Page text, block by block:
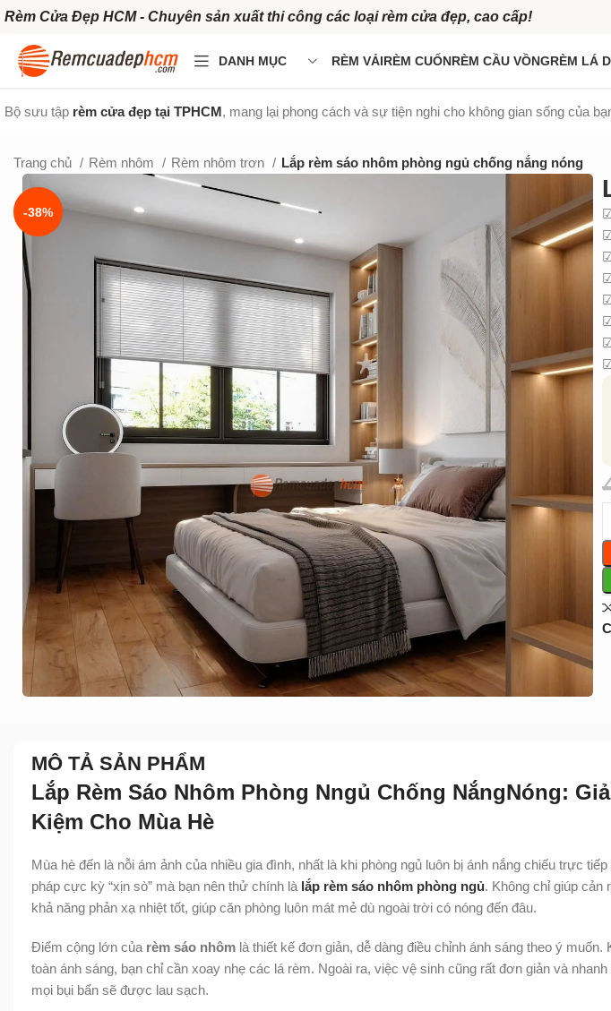
Rèm Cửa Đẹp HCM - Chuyên sản xuất thi công các loại rèm cửa đẹp, cao cấp!
DANH MỤC RÈM VẢIRÈM CUỐNRÈM CẦU VỒNGRÈM LÁ
Bộ sưu tập rèm cửa đẹp tại TPHCM, mang lại phong cách và sự tiện nghi cho không gian sống của
Trang chủ Rèm nhôm Rèm nhôm trơn Lắp rèm sáo nhôm phòng ngủ chống nắng nóng
-38%
MÔ TẢ SẢN PHẨM
Lắp Rèm Sáo Nhôm Phòng Nngủ Chống NắngNóng:
Kiệm Cho Mùa Hè
Mùa hè đến là nỗi ám ảnh của nhiều gia đình, nhất là khi phòng ngủ luôn bị ánh nắng chiếu trực
pháp cực kỳ “xịn sò” mà bạn nên thử chính là lắp rèm sáo nhôm phòng ngủ. Không chỉ giúp cản
khả năng phản xạ nhiệt tốt, giúp căn phòng luôn mát mẻ dù ngoài trời có nóng đến đâu.
Điểm cộng lớn của rèm sáo nhôm là thiết kế đơn giản, dễ dàng điều chỉnh ánh sáng theo ý
toàn ánh sáng, bạn chỉ cần xoay nhẹ các lá rèm. Ngoài ra, việc vệ sinh cũng rất đơn giản và
mọi bụi bẩn sẽ được lau sạch.